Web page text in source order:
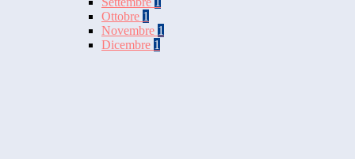
Ottobre 1
Novembre 1
Dicembre 1